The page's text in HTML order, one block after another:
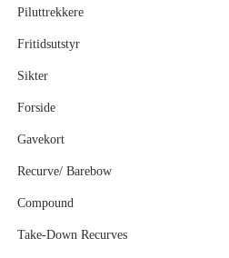
Piluttrekkere
Fritidsutstyr
Sikter
Forside
Gavekort
Recurve/ Barebow
Compound
Take-Down Recurves